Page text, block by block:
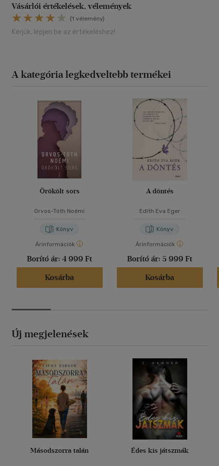
Vásárlói értékelések, vélemények
(1 vélemény)
Kérjük, lépjen be az értékeléshez!
A kategória legkedveltebb termékei
Örökölt sors
Orvos-Tóth Noémi
Könyv
Árinformációk
Borító ár: 4 999 Ft
Kosárba
A döntés
Edith Eva Eger
Könyv
Árinformációk
Borító ár: 5 999 Ft
Kosárba
Új megjelenések
Másodszorra talán Édes kis játszmák